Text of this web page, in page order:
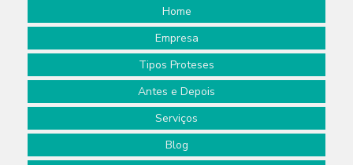
Home
Empresa
Tipos Proteses
Antes e Depois
Serviços
Blog